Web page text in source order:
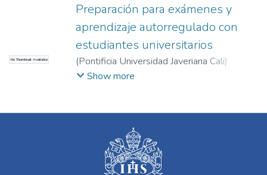
No Thumbnail Available
Preparación para exámenes y
aprendizaje autorregulado con
estudiantes universitarios
(Pontificia Universidad Javeriana Cali)
Montes, Jairo Andrés
Show more